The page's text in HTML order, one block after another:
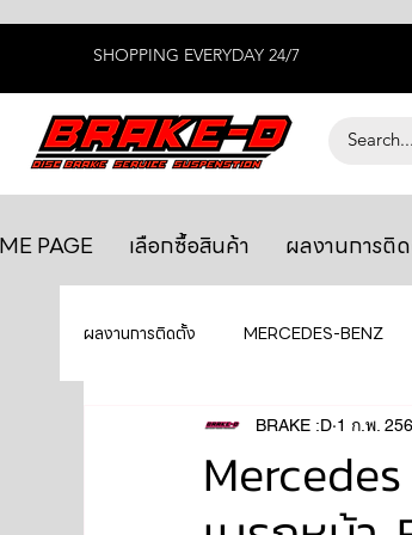
SHOPPING EVERYDAY 24/7
PAGE เลือกซื้อสินค้า ผลงานการติ
ผลงานการติดตั้ง MERCEDES-BENZ
BENTLEY LEXUS ยางรถ
MAHLE MAZDA
BRAKE :D 1 ก.พ.